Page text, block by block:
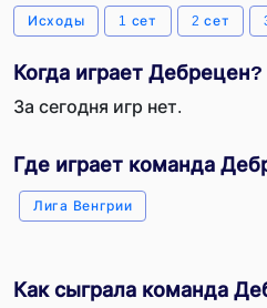
Исходы 1 сет 2 сет
Когда играет Дебрецен?
За сегодня игр нет.
Где играет команда
Лига Венгрии
Как сыграла команда